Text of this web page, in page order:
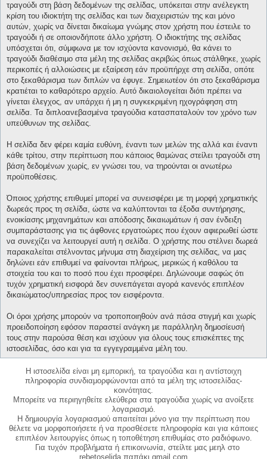
τραγούδι στη βάση δεδομένων της σελίδας, υπόκειται στην ανέλεγκτη
κρίση του ιδιοκτήτη της σελίδας και των διαχειριστών της και μόνο
αυτών, χωρίς να δίνεται δικαίωμα γνώμης στον χρήστη που έστειλε το
τραγούδι ή σε οποιονδήποτε άλλο χρήστη. Ο ιδιοκτήτης της σελίδας
υπόσχεται ότι, σύμφωνα με τον ισχύοντα κανονισμό, θα κάνει το
τραγούδι διαθέσιμο στα μέλη της σελίδας ακριβώς όπως στάλθηκε, χωρίς
περικοπές ή αλλοιώσεις με εξαίρεση εάν προϋπήρχε στη σελίδα, οπότε
στο ξεκαθάρισμα των διπλών να έφυγε. Σημειωτέον ότι στο ξεκαθάρισμα
κρατιέται το καθαρότερο αρχείο. Αυτό δικαιολογείται διότι πρέπει να
γίνεται έλεγχος, αν υπάρχει ή μη η συγκεκριμένη ηχογράφηση στη
σελίδα. Τα διπλοανεβασμένα τραγούδια κατασπαταλούν τον χρόνο των
υπεύθυνων της σελίδας.
Η σελίδα δεν φέρει καμία ευθύνη, έναντι των μελών της αλλά και έναντι
κάθε τρίτου, στην περίπτωση που κάποιος θαμώνας στείλει τραγούδι στη
βάση δεδομένων χωρίς, εν γνώσει του, να τηρούνται οι ανωτέρω
προϋποθέσεις.
Όποιος χρήστης επιθυμεί μπορεί να συνεισφέρει με τη μορφή χρηματικής
δωρεάς προς τη σελίδα, ώστε να καλύπτονται τα έξοδα συντήρησης,
ενοικίασης μηχανημάτων και απόδοσης δικαιωμάτων ή σαν ένδειξη
συμπαράστασης για τις άφθονες εργατοώρες που έχουν αφιερωθεί ώστε
να συνεχίζει να λειτουργεί αυτή η σελίδα. Ο χρήστης που στέλνει δωρεά
παρακαλείται στέλνοντας μήνυμα στη διαχείριση της σελίδας, να μας
δηλώνει εάν επιθυμεί να φαίνονται πλήρως, μερικώς ή καθόλου τα
στοιχεία του και το ποσό που έχει προσφέρει. Δηλώνουμε σαφώς ότι
τυχόν χρηματική εισφορά δεν συνεπάγεται αγορά κανενός επιπλέον
δικαιώματος/υπηρεσίας προς τον εισφέροντα.
Οι όροι χρήσης μπορούν να τροποποιηθούν ανά πάσα στιγμή και χωρίς
προειδοποίηση εφόσον παραστεί ανάγκη με παράλληλη δημοσίευσή
τους στην παρούσα θέση και ισχύουν για όλους τους επισκέπτες της
ιστοσελίδας, όσο και για τα εγγεγραμμένα μέλη του.
Η ιστοσελίδα είναι μη εμπορική, τα τραγούδια και η αντίστοιχη
πληροφορία συνδιαμορφώνονται από τα μέλη της ιστοσελίδας-
κοινότητας.
Μπορείτε να περιηγηθείτε ελεύθερα στα τραγούδια χωρίς να ανοίξετε
λογαριασμό.
Η δημιουργία λογαριασμού απαιτείται μόνο για την περίπτωση που
θέλετε να μορφοποιήσετε ή να προσθέσετε πληροφορία και για κάποιες
επιπλέον λειτουργίες όπως η τοποθέτηση επιθυμίας στο ραδιόφωνο.
Για τυχόν προβλήματα ή επικοινωνία, στείλτε μας μεηλ στο
rebetoselida παπάκι gmail.com